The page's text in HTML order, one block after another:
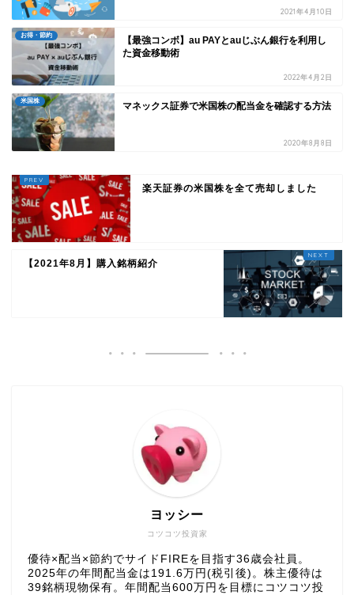
2021年4月10日
お得・節約
【最強コンボ】au PAYとauじぶん銀行を利用し
た資金移動術
2022年4月2日
米国株 マネックス証券で米国株の配当金を確認する方法
2020年8月8日
楽天証券の米国株を全て売却しました
【2021年8月】購入銘柄紹介
コツコツ投資家
ヨッシー
優待×配当×節約でサイドFIREを目指す36歳会社員。
2025年の年間配当金は191.6万円(税引後)。株主優待は
39銘柄現物保有。年間配当600万円を目標にコツコツ投